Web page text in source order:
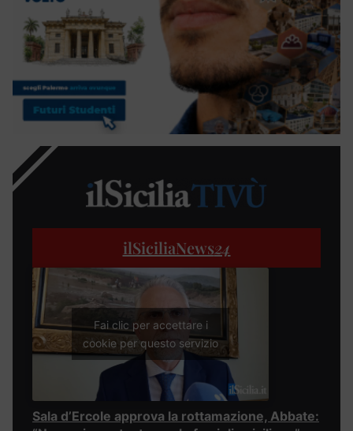
ilSiciliaNews24
Fai clic per accettare i
cookie per questo servizio
Sala d’Ercole approva la rottamazione, Abbate: